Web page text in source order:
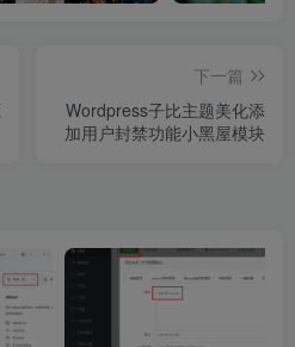
下一篇
Wordpress子比主题美化添
加用户封禁功能小黑屋模块